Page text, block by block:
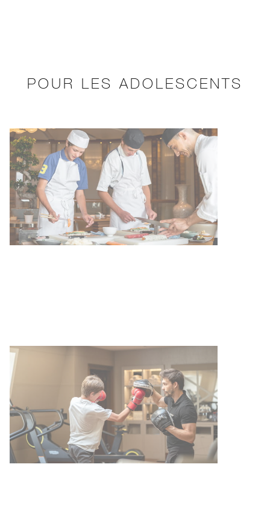
POUR LES ADOLESCENTS